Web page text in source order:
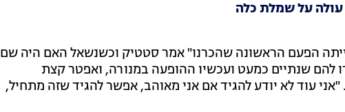
על שמלת כלה
הפעם הראשונה שהכרנו" אמר סטטיק וכשנשאל האם היה שם
להם שנתיים כמעט ועכשיו ההופעה במנורה, ואפטר קצת
עוד לא יודע להגיד אם אני מאוהב, אפשר להגיד שזה מתחיל,